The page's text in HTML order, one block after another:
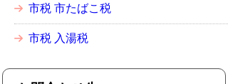
市税 市たばこ税
市税 入湯税